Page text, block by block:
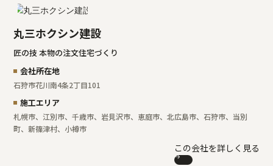
丸三ホクシン建設
匠の技 本物の注文住宅づくり
会社所在地
石狩市花川南4条2丁目101
施工エリア
札幌市、江別市、千歳市、岩見沢市、恵庭市、北広島市、石狩市、当別
町、新篠津村、小樽市
この会社を詳しく見る